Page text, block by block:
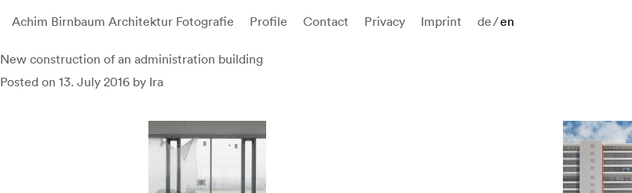
Achim Birnbaum Architektur Fotografie Profile Contact Privacy Imprint de/en
Skip
to
content
New construction of an administration building
Posted on 13. July 2016 by Ira